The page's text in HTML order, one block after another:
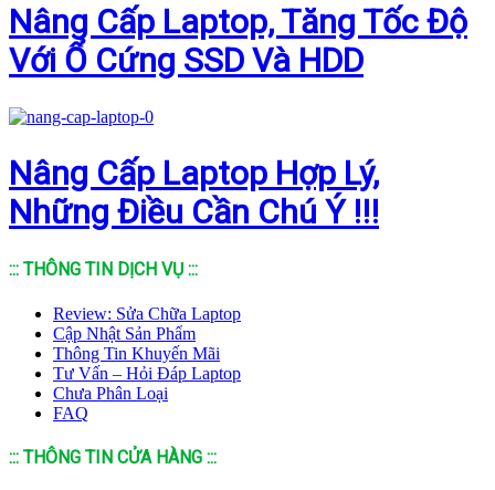
Nâng Cấp Laptop, Tăng Tốc Độ
Với Ổ Cứng SSD Và HDD
Nâng Cấp Laptop Hợp Lý,
Những Điều Cần Chú Ý !!!
::: THÔNG TIN DỊCH VỤ :::
Review: Sửa Chữa Laptop
Cập Nhật Sản Phẩm
Thông Tin Khuyến Mãi
Tư Vấn – Hỏi Đáp Laptop
Chưa Phân Loại
FAQ
::: THÔNG TIN CỬA HÀNG :::